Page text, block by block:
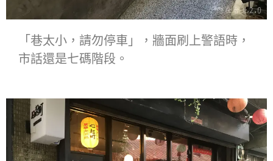
「巷太小，請勿停車」，牆面刷上警語時，
市話還是七碼階段。